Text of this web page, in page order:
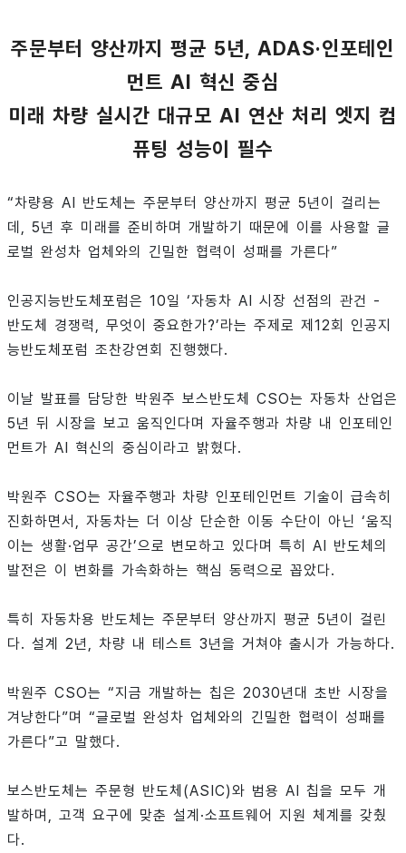
주문부터 양산까지 평균 5년, ADAS·인포테인
먼트 AI 혁신 중심
미래 차량 실시간 대규모 AI 연산 처리 엣지 컴
퓨팅 성능이 필수
“차량용 AI 반도체는 주문부터 양산까지 평균 5년이 걸리는
데, 5년 후 미래를 준비하며 개발하기 때문에 이를 사용할 글
로벌 완성차 업체와의 긴밀한 협력이 성패를 가른다”
인공지능반도체포럼은 10일 ‘자동차 AI 시장 선점의 관건 -
반도체 경쟁력, 무엇이 중요한가?’라는 주제로 제12회 인공지
능반도체포럼 조찬강연회 진행했다.
이날 발표를 담당한 박원주 보스반도체 CSO는 자동차 산업은
5년 뒤 시장을 보고 움직인다며 자율주행과 차량 내 인포테인
먼트가 AI 혁신의 중심이라고 밝혔다.
박원주 CSO는 자율주행과 차량 인포테인먼트 기술이 급속히
진화하면서, 자동차는 더 이상 단순한 이동 수단이 아닌 ‘움직
이는 생활·업무 공간’으로 변모하고 있다며 특히 AI 반도체의
발전은 이 변화를 가속화하는 핵심 동력으로 꼽았다.
특히 자동차용 반도체는 주문부터 양산까지 평균 5년이 걸린
다. 설계 2년, 차량 내 테스트 3년을 거쳐야 출시가 가능하다.
박원주 CSO는 “지금 개발하는 칩은 2030년대 초반 시장을
겨냥한다”며 “글로벌 완성차 업체와의 긴밀한 협력이 성패를
가른다”고 말했다.
보스반도체는 주문형 반도체(ASIC)와 범용 AI 칩을 모두 개
발하며, 고객 요구에 맞춘 설계·소프트웨어 지원 체계를 갖췄
다.